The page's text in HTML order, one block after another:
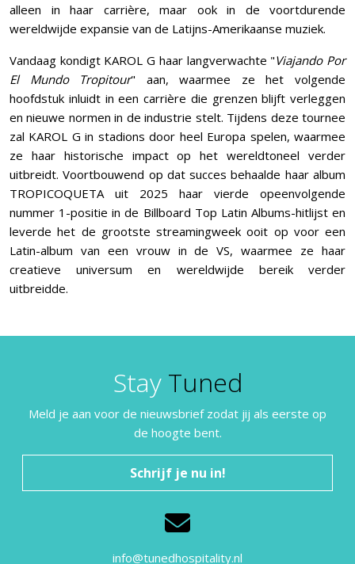
alleen in haar carrière, maar ook in de voortdurende
wereldwijde expansie van de Latijns-Amerikaanse muziek.
Vandaag kondigt KAROL G haar langverwachte "Viajando Por
El Mundo Tropitour" aan, waarmee ze het volgende
hoofdstuk inluidt in een carrière die grenzen blijft verleggen
en nieuwe normen in de industrie stelt. Tijdens deze tournee
zal KAROL G in stadions door heel Europa spelen, waarmee
ze haar historische impact op het wereldtoneel verder
uitbreidt. Voortbouwend op dat succes behaalde haar album
TROPICOQUETA uit 2025 haar vierde opeenvolgende
nummer 1-positie in de Billboard Top Latin Albums-hitlijst en
leverde het de grootste streamingweek ooit op voor een
Latin-album van een vrouw in de VS, waarmee ze haar
creatieve universum en wereldwijde bereik verder
uitbreidde.
StayTuned
Meld je aan voor de nieuwsbrief zodat jij als eerste op
de hoogte bent.
Schrijf je nu in!
info@tunedhospitality.nl